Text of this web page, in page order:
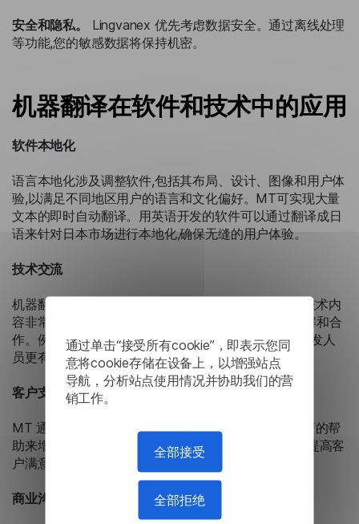
通过单击“接受所有cookie”，即表示您同
意将cookie存储在设备上，以增强站点
导航，分析站点使用情况并协助我们的营
销工作。
全部接受
全部拒绝
安全和隐私。
Lingvanex 优先考虑数据安全。通过离线处理
等功能,您的敏感数据将保持机密。
机器翻译在软件和技术中的应用
软件本地化
语言本地化涉及调整软件,包括其布局、设计、图像和用户体
验,以满足不同地区用户的语言和文化偏好。MT可实现大量
文本的即时自动翻译。用英语开发的软件可以通过翻译成日
语来针对日本市场进行本地化,确保无缝的用户体验。
技术交流
机器翻译对于翻译代码注释、API 文档和用户手册等技术内
容非常有价值。这有助于国际开发团队之间更好的理解和合
作。例如,将 API 文档翻译成多种语言可以帮助全球开发人
员更有效地将 API 集成到他们的应用程序中。
客户支持
MT 通过使聊天机器人和知识库文章能够提供多种语言的帮
助来增强客户支持。这确保了用户可以获得母语帮助,提高客
户满意度和支持效率。
商业沟通